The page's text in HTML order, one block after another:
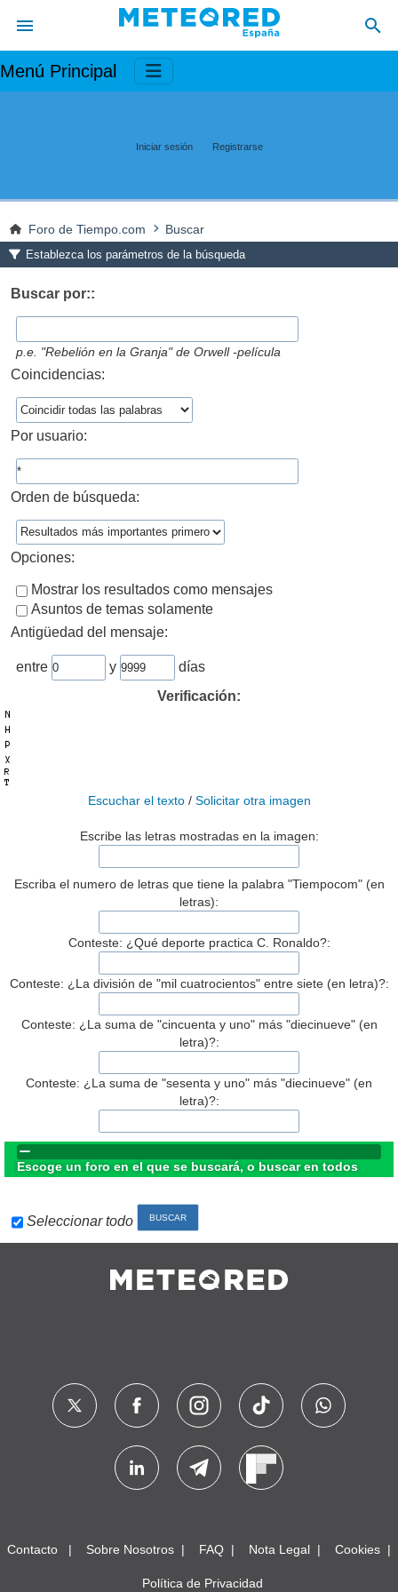
Menú Principal
Iniciar sesión Registrarse
Foro de Tiempo.com Buscar
Establezca los parámetros de la búsqueda
Buscar por::
p.e. "Rebelión en la Granja" de Orwell -película
Coincidencias:
Por usuario:
Orden de búsqueda:
Opciones:
Mostrar los resultados como mensajes
Asuntos de temas solamente
Antigüedad del mensaje:
entre y
días
Verificación:
Escuchar el texto/ Solicitar otra imagen
Escribe las letras mostradas en la imagen:
Escriba el numero de letras que tiene la palabra "Tiempocom" (en
letras):
Conteste: ¿Qué deporte practica C. Ronaldo?:
Conteste: ¿La división de "mil cuatrocientos" entre siete (en letra)?:
Conteste: ¿La suma de "cincuenta y uno" más "diecinueve" (en
letra)?:
Conteste: ¿La suma de "sesenta y uno" más "diecinueve" (en
letra)?:
Escoge un foro en el que se buscará, o buscar en todos
Seleccionar todo
Contacto Sobre Nosotros FAQ Nota Legal Cookies
Política de Privacidad